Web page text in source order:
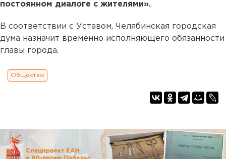
постоянном диалоге с жителями».
В соответствии с Уставом, Челябинская городская
дума назначит временно исполняющего обязанности
главы города.
Общество